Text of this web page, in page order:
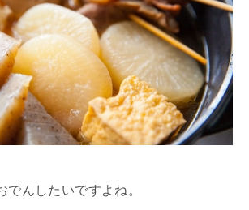
でんしたいですよね。